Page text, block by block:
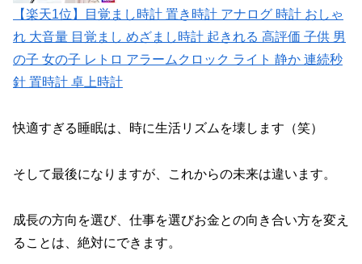
【楽天1位】目覚まし時計 置き時計 アナログ 時計 おしゃ
れ 大音量 目覚まし めざまし時計 起きれる 高評価 子供 男
の子 女の子 レトロ アラームクロック ライト 静か 連続秒
針 置時計 卓上時計
快適すぎる睡眠は、時に生活リズムを壊します（笑）
そして最後になりますが、これからの未来は違います。
成長の方向を選び、仕事を選びお金との向き合い方を変え
ることは、絶対にできます。